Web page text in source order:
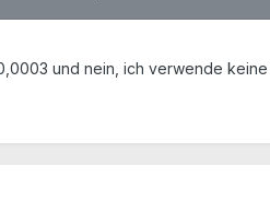
und nein, ich verwende keine